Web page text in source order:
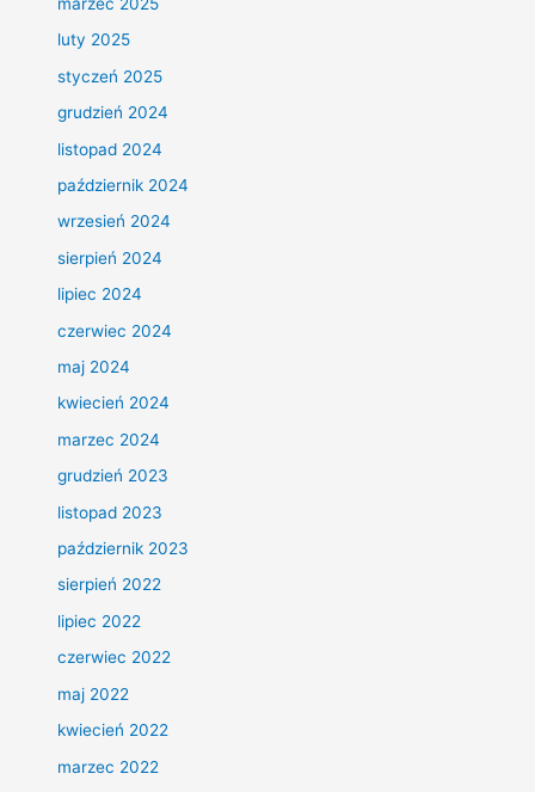
luty 2025
styczeń 2025
grudzień 2024
listopad 2024
październik 2024
wrzesień 2024
sierpień 2024
lipiec 2024
czerwiec 2024
maj 2024
kwiecień 2024
marzec 2024
grudzień 2023
listopad 2023
październik 2023
sierpień 2022
lipiec 2022
czerwiec 2022
maj 2022
kwiecień 2022
marzec 2022